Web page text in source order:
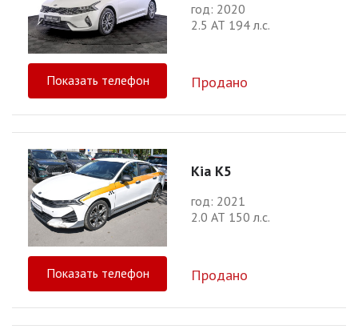
год: 2020
2.5 АТ 194 л.с.
Показать телефон Продано
Kia K5
год: 2021
2.0 АТ 150 л.с.
Показать телефон Продано